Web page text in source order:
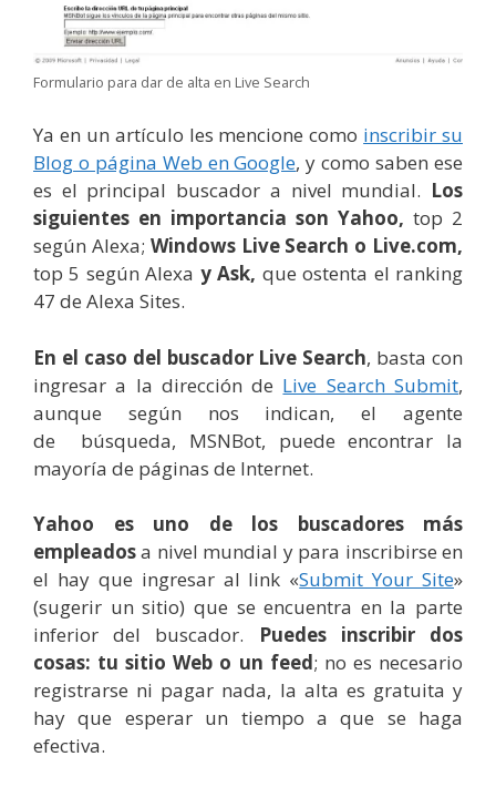
Formulario para dar de alta en Live Search
Ya en un artículo les mencione como inscribir su
Blog o página Web en Google, y como saben ese
es el principal buscador a nivel mundial. Los
siguientes en importancia son Yahoo, top 2
según Alexa; Windows Live Search o Live.com,
top 5 según Alexa y Ask, que ostenta el ranking
47 de Alexa Sites.
En el caso del buscador Live Search, basta con
ingresar a la dirección de Live Search Submit,
aunque según nos indican, el agente
de búsqueda, MSNBot, puede encontrar la
mayoría de páginas de Internet.
Yahoo es uno de los buscadores más
empleadosa nivel mundial y para inscribirse en
el hay que ingresar al link «Submit Your Site»
(sugerir un sitio) que se encuentra en la parte
inferior del buscador.
Puedes inscribir dos
cosas: tu sitio Web o un feed; no es necesario
registrarse ni pagar nada, la alta es gratuita y
hay que esperar un tiempo a que se haga
efectiva.